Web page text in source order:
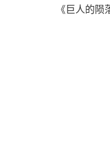
《巨人的